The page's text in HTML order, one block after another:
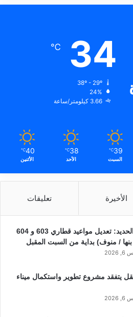
34
℃
24%
3.66 كيلومتر/ساعة
39
℃
السبت
38
℃
الأحد
40
℃
الأثنين
الأخيرة تعليقات
السكة الحديد: تعديل مواعيد قطاري 603 و 604
/ منوف) بداية من السبت المقبل
يتفقد مشروع تطوير واستكمال ميناء